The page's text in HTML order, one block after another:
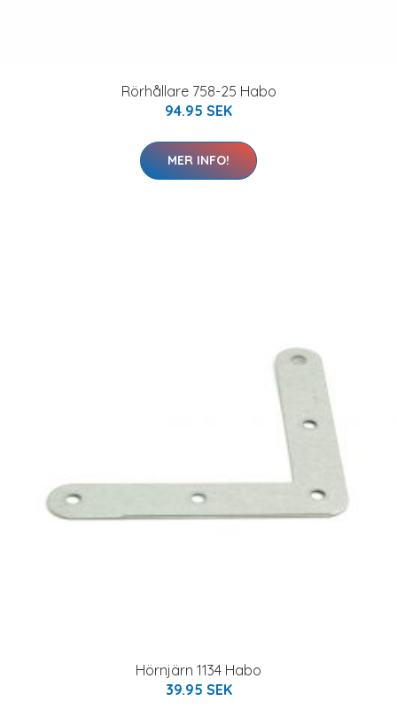
Rörhållare 758-25 Habo
94.95 SEK
MER INFO!
Hörnjärn 1134 Habo
39.95 SEK